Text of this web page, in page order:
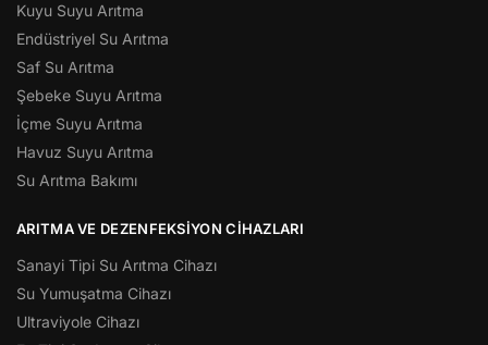
Kuyu Suyu Arıtma
Endüstriyel Su Arıtma
Saf Su Arıtma
Şebeke Suyu Arıtma
İçme Suyu Arıtma
Havuz Suyu Arıtma
Su Arıtma Bakımı
ARITMA VE DEZENFEKSIYON CIHAZLARI
Sanayi Tipi Su Arıtma Cihazı
Su Yumuşatma Cihazı
Ultraviyole Cihazı